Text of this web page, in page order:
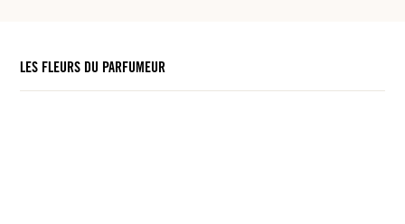
LES FLEURS DU PARFUMEUR